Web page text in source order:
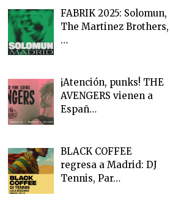
FABRIK 2025: Solomun,
The Martinez Brothers,
…
¡Atención, punks! THE
AVENGERS vienen a
Españ…
BLACK COFFEE
regresa a Madrid: DJ
Tennis, Par…